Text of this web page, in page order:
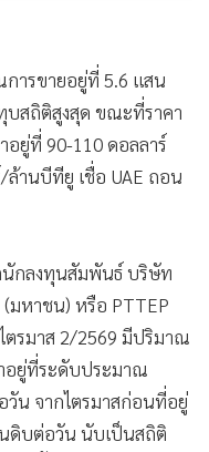
ารขายอยู่ที่ 5.6 แสน
บสถิติสูงสุด ขณะที่ราคา
ยู่ที่ 90-110 ดอลลาร์
ล้านบีทียู เชื่อ UAE ถอน
กลงทุนสัมพันธ์ บริษัท
มหาชน) หรือ PTTEP
ตรมาส 2/2569 มีปริมาณ
อยู่ที่ระดับประมาณ
วัน จากไตรมาสก่อนที่อยู่
นดิบต่อวัน นับเป็นสถิติ